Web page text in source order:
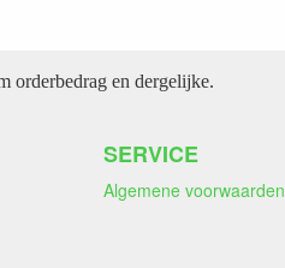
orderbedrag en dergelijke.
SERVICE
Algemene voorwaarden